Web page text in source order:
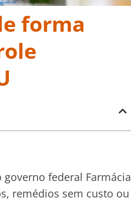
forma
federal Farmácia
remédios sem custo ou